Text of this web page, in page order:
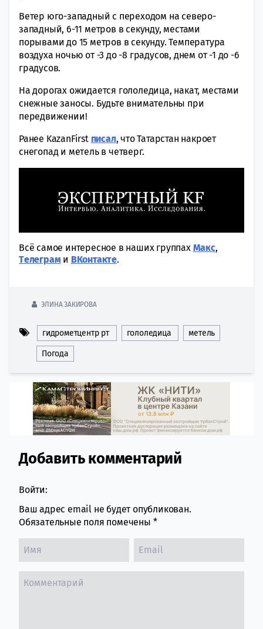
Ветер юго-западный с переходом на северо-
западный, 6-11 метров в секунду, местами
порывами до 15 метров в секунду. Температура
воздуха ночью от -3 до -8 градусов, днем от -1 до -6
градусов.
На дорогах ожидается гололедица, накат, местами
снежные заносы. Будьте внимательны при
передвижении!
Ранее KazanFirst писал, что Татарстан накроет
снегопад и метель в четверг.
Всё самое интересное в наших группах Макс,
Tелеграми ВКонтакте.
ЭЛИНА ЗАКИРОВА
гидрометцентр рт гололедица метель
Погода
Comment section
Добавить комментарий
Войти:
Ваш адрес email не будет опубликован.
Обязательные поля помечены *